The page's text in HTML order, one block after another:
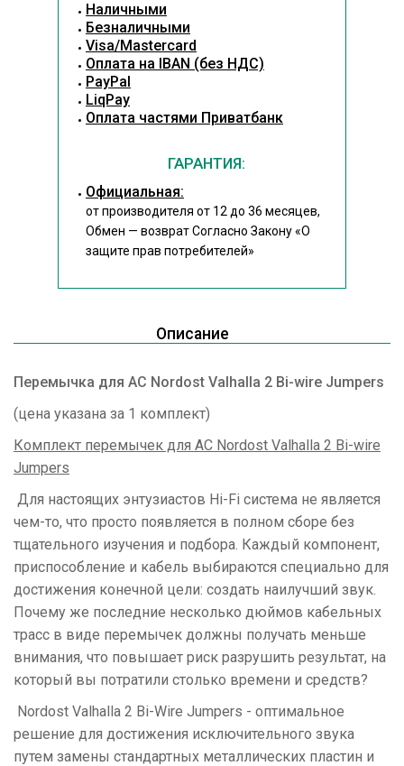
Наличными
Безналичными
Visa/Mastercard
Оплата на IBAN (без НДС)
PayPal
LiqPay
Оплата частями Приватбанк
ГАРАНТИЯ:
Официальная:
от производителя от 12 до 36 месяцев,
Обмен — возврат Согласно Закону«О
защите прав потребителей»
Описание
Перемычка для АС Nordost Valhalla 2 Bi-wire Jumpers
(цена указана за 1 комплект)
Комплект перемычек для АС Nordost Valhalla 2 Bi-wire
Jumpers
Для настоящих энтузиастов Hi-Fi система не является
чем-то, что просто появляется в полном сборе без
тщательного изучения и подбора. Каждый компонент,
приспособление и кабель выбираются специально для
достижения конечной цели: создать наилучший звук.
Почему же последние несколько дюймов кабельных
трасс в виде перемычек должны получать меньше
внимания, что повышает риск разрушить результат, на
который вы потратили столько времени и средств?
Nordost Valhalla 2 Bi-Wire Jumpers - оптимальное
решение для достижения исключительного звука
путем замены стандартных металлических пластин и